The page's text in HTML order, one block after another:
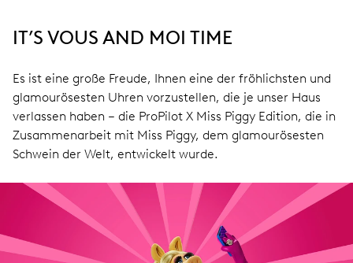
IT’S VOUS AND MOI TIME
Es ist eine große Freude, Ihnen eine der fröhlichsten und
glamourösesten Uhren vorzustellen, die je unser Haus
verlassen haben – die ProPilot X Miss Piggy Edition, die in
Zusammenarbeit mit Miss Piggy, dem glamourösesten
Schwein der Welt, entwickelt wurde.